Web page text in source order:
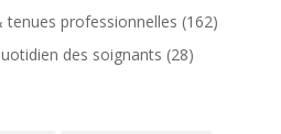
professionnelles (162)
des soignants (28)